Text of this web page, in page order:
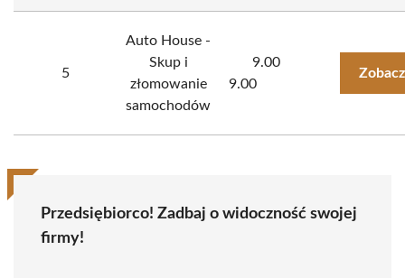
5
Auto House -
Skup i
złomowanie
samochodów
9.00
9.00
Przedsiębiorco! Zadbaj o widoczność swojej
firmy!